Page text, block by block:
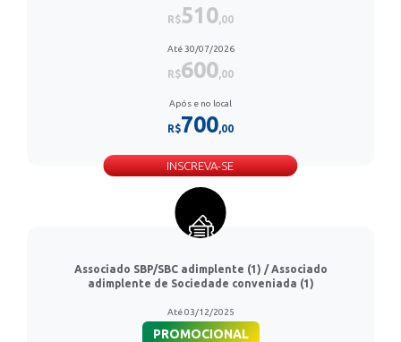
R$510,00
Até 30/07/2026
R$600,00
Após e no local
R$700,00
INSCREVA-SE
Associado SBP/SBC adimplente (1) / Associado
adimplente de Sociedade conveniada (1)
Até 03/12/2025
PROMOCIONAL